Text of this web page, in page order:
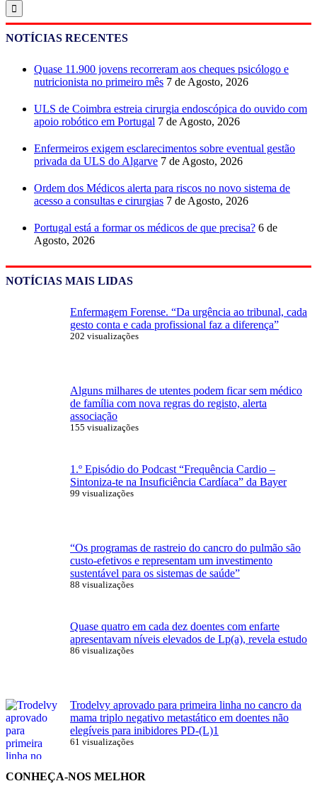
NOTÍCIAS RECENTES
Quase 11.900 jovens recorreram aos cheques psicólogo e
nutricionista no primeiro mês 7 de Agosto, 2026
ULS de Coimbra estreia cirurgia endoscópica do ouvido com
apoio robótico em Portugal 7 de Agosto, 2026
Enfermeiros exigem esclarecimentos sobre eventual gestão
privada da ULS do Algarve 7 de Agosto, 2026
Ordem dos Médicos alerta para riscos no novo sistema de
acesso a consultas e cirurgias 7 de Agosto, 2026
Portugal está a formar os médicos de que precisa? 6 de
Agosto, 2026
NOTÍCIAS MAIS LIDAS
Enfermagem Forense. “Da urgência ao tribunal, cada
gesto conta e cada profissional faz a diferença”
202 visualizações
Alguns milhares de utentes podem ficar sem médico
de família com nova regras do registo, alerta
associação
155 visualizações
1.º Episódio do Podcast “Frequência Cardio –
Sintoniza-te na Insuficiência Cardíaca” da Bayer
99 visualizações
“Os programas de rastreio do cancro do pulmão são
custo-efetivos e representam um investimento
sustentável para os sistemas de saúde”
88 visualizações
Quase quatro em cada dez doentes com enfarte
apresentavam níveis elevados de Lp(a), revela estudo
86 visualizações
Trodelvy aprovado para primeira linha no cancro da
mama triplo negativo metastático em doentes não
elegíveis para inibidores PD-(L)1
61 visualizações
CONHEÇA-NOS MELHOR